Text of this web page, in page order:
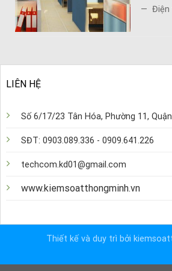
— Điện
LIÊN HỆ
Số 6/17/23 Tân Hóa, Phường 11,
SĐT: 0903.089.336 - 0909.641.226
techcom.kd01@gmail.com
www.kiemsoatthongminh.vn
Thiết kế và duy trì bởi